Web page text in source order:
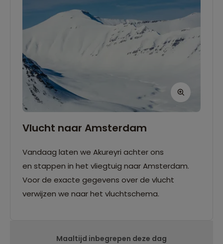
Vlucht naar Amsterdam
Vandaag laten we Akureyri achter ons
en stappen in het vliegtuig naar Amsterdam.
Voor de exacte gegevens over de vlucht
verwijzen we naar het vluchtschema.
Maaltijd inbegrepen deze dag